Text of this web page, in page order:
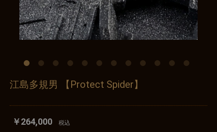
江島多規男 【Protect Spider】
￥264,000 税込